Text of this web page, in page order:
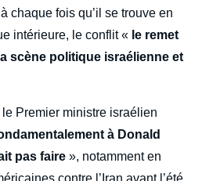
chaque fois qu’il se trouve en
intérieure, le conflit « le remet
scène politique israélienne et
Premier ministre israélien
à Donald
pas faire », notamment en